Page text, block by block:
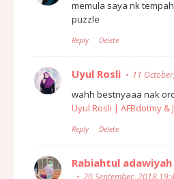
memula saya nk
puzzle
Reply Delete
Uyul Rosli 11
wahh bestnyaaa nak
Uyul Rosli | AFBdotmy &
Reply Delete
Rabiahtul adawiyah
20 September, 2018